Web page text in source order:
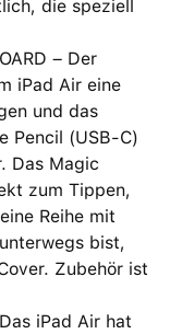
die speziell
– Der
iPad Air eine
und das
Pencil (USB‑C)
Das Magic
zum Tippen,
Reihe mit
bist,
Zubehör ist
iPad Air hat